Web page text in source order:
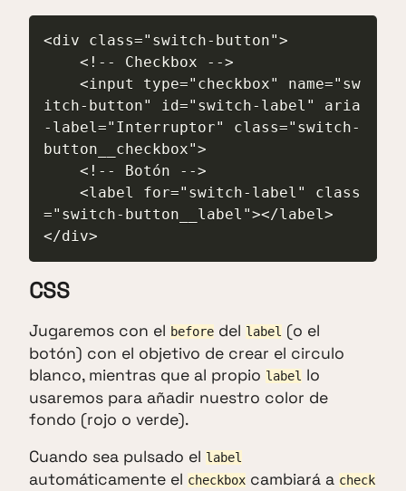
<div class="switch-button">
itch-button" id="switch-label" aria
-label="Interruptor" class="switch-
button__checkbox">
="switch-button__label"></label>
</div>
CSS
Jugaremos con el before del label (o el
botón) con el objetivo de crear el circulo
blanco, mientras que al propio label lo
usaremos para añadir nuestro color de
fondo (rojo o verde).
Cuando sea pulsado el label
automáticamente el checkbox cambiará a check